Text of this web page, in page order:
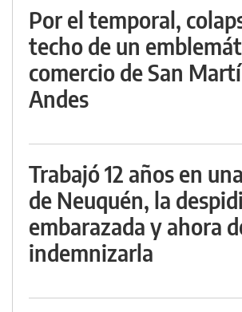
Por el temporal,
techo de un
comercio de San
Andes
Trabajó 12 años en
de Neuquén, la
embarazada y ahora
indemnizarla